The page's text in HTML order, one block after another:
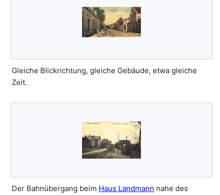
Gleiche Blickrichtung, gleiche Gebäude, etwa gleiche
Zeit.
Der Bahnübergang beim Haus Landmann nahe des